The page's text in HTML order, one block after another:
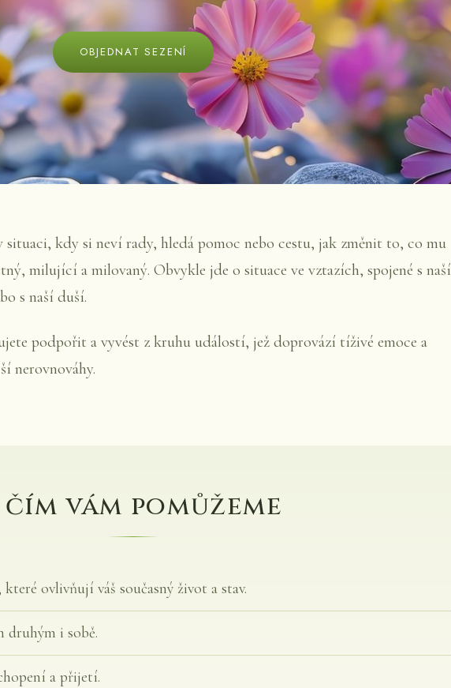
OBJEDNAT SEZENÍ
situaci, kdy si neví rady, hledá pomoc nebo cestu, jak změnit to, co mu
milující a milovaný. Obvykle jde o situace ve vztazích, spojené s naší
s naší duší.
podpořit a vyvést z kruhu událostí, jež doprovází tíživé emoce a
nerovnováhy.
čím vám pomůžeme
ovlivňují váš současný život a stav.
druhým i sobě.
a přijetí.